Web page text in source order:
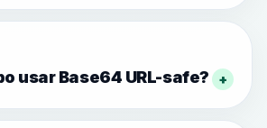
usar Base64 URL-safe? +